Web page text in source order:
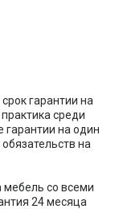
гарантии на
среди
гарантии на один
на
мебель со всеми
24 месяца